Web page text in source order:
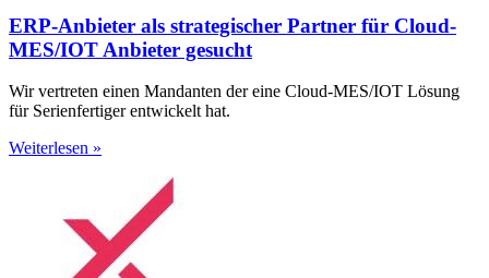
ERP-Anbieter als strategischer Partner für Cloud-
MES/IOT Anbieter gesucht
Wir vertreten einen Mandanten der eine Cloud-MES/IOT Lösung
für Serienfertiger entwickelt hat.
Weiterlesen »